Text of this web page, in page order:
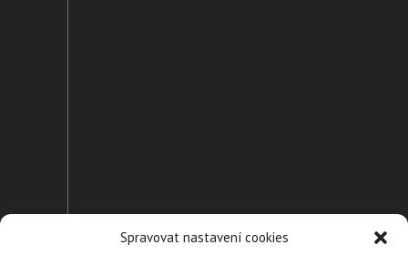
Spravovat nastavení cookies